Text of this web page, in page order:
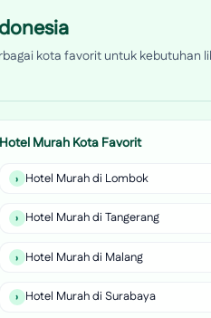
kota favorit untuk kebutuhan
Hotel Murah Kota Favorit
Hotel Murah di Lombok
Hotel Murah di Tangerang
Hotel Murah di Malang
Hotel Murah di Surabaya